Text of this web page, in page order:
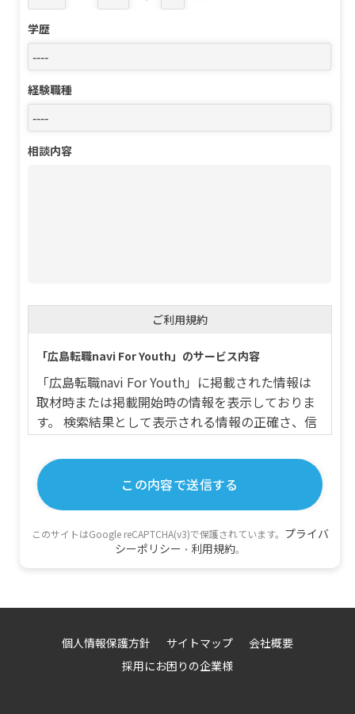
学歴
経験職種
相談内容
ご利用規約
「広島転職navi For Youth」のサービス内容
「広島転職navi For Youth」に掲載された情報は
取材時または掲載開始時の情報を表示しておりま
す。 検索結果として表示される情報の正確さ、信
頼性、完全性、合法性、道徳性、著作権の許諾な
どについて「広島転職navi For Youth」は一切の
責任を負いません。
「広島転職navi For Youth」の利用者は「広島転
本利用規約は如何なる理由でも通知なしに変更す
る場合があります。
このサイトはGoogle reCAPTCHA(v3)で保護されています。 プライバ
シーポリシー ・ 利用規約。
個人情報保護方針 サイトマップ
会社概要
採用にお困りの企業様